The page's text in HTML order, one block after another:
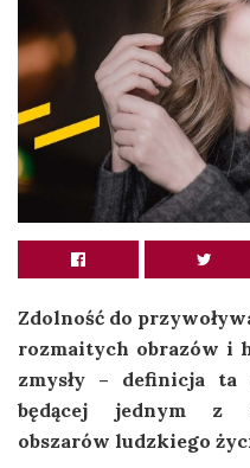
Zdolność do
rozmaitych obrazów i
zmysły – definicja
będącej jednym z
obszarów ludzkiego